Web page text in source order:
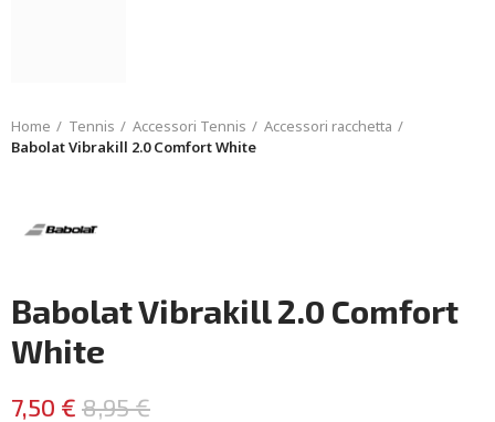
Home Tennis Accessori Tennis
Accessori racchetta
Babolat Vibrakill 2.0 Comfort White
Babolat Vibrakill 2.0 Comfort
White
7,50 € 8,95 €